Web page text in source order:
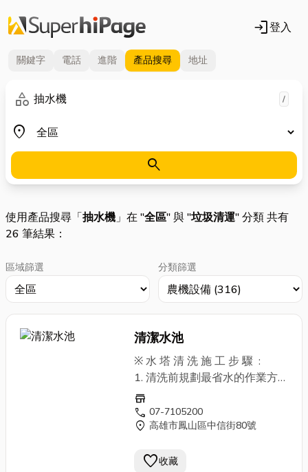
login登入
關鍵字 電話 進階 產品搜尋 地址
category
關鍵字 /
place
地區
search
使用產品搜尋「抽水機」在 "全區" 與 "垃圾清運" 分類 共有
26 筆結果：
區域篩選 分類篩選
清潔水池
※ 水 塔 清 洗 施 工 步 驟 :
1. 清洗前規劃最省水的作業方
積水。 3. 清洗之前檢查設備，
檢視平日不易查看的設備狀
: 須確定其安全性並裝設臨時漏
store
call 07-7105200
location_on 高雄市鳳山區中信街80號
favorite收藏